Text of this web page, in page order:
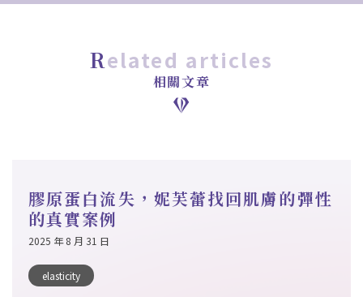
related articles
相關文章
膠原蛋白流失，妮芙蕾找回肌膚的彈性
的真實案例
2025 年 8 月 31 日
elasticity